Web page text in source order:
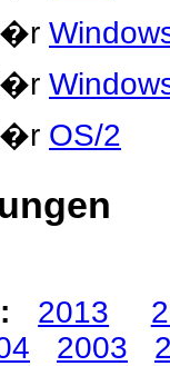
OS/2
2013
2003